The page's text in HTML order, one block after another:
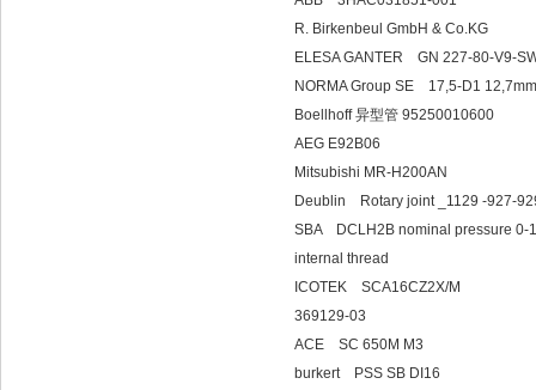
R. Birkenbeul GmbH & Co.KG
ELESA GANTER GN 227-80-V9-
NORMA Group SE
Boellhoff 异型管 95250010600
AEG E92B06
Mitsubishi MR-H200AN
Deublin Rotary
SBA DCLH2B nominal pressure 0-
internal thread
ICOTEK SCA16CZ2X/M
369129-03
ACE SC
burkert PSS SB DI16